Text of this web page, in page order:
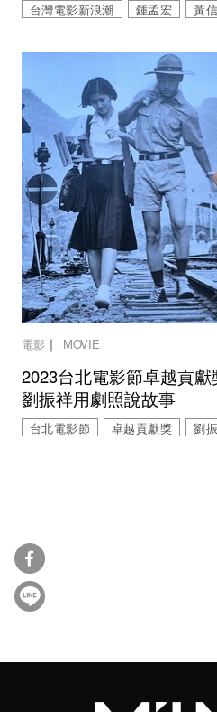
台灣電影新浪潮
鍾孟宏 黃
電影 ｜ MOVIE
2023台北電影節卓越貢
劉振祥用劇照說故事
台北電影節 卓越貢獻獎 劉